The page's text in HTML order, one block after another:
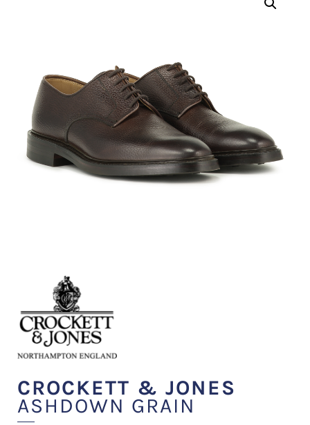
CROCKETT & JONES
ASHDOWN GRAIN